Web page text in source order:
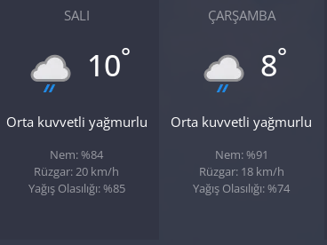
SALI
10°
Orta kuvvetli yağmurlu
Nem: %84
Rüzgar: 20 km/h
Yağış Olasılığı: %85
ÇARŞAMBA
8°
Orta kuvvetli yağmurlu
Nem: %91
Rüzgar: 18 km/h
Yağış Olasılığı: %74